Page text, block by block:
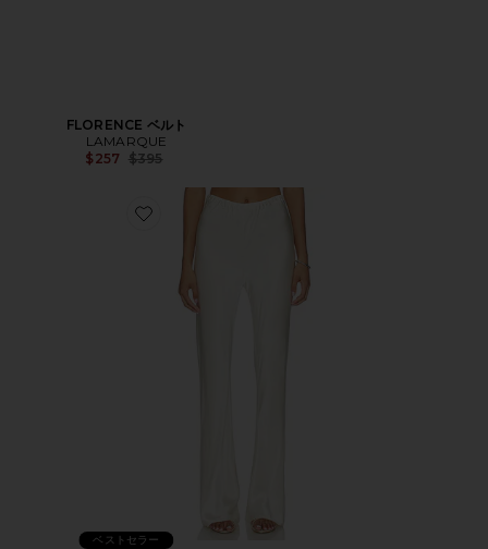
FLORENCE ベルト
LAMARQUE
$257 Previous price:
$395
Favorite EMILE パンツ
ベストセラー